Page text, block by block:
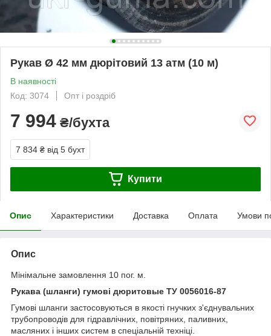
Рукав Ø 42 мм дюрітовий 13 атм (10 м)
В наявності
Код: 3074
Опт і роздріб
7 994 ₴/бухта
7 834 ₴ від 5 бухт
Купити
Опис Характеристики Доставка Оплата Умови
Опис
Мінімальне замовлення 10 пог. м.
Рукава (шланги) гумові дюритовые ТУ 0056016-87
Гумові шланги застосовуються в якості гнучких з'єднувальних
трубопроводів для гідравлічних, повітряних, паливних,
масляних і інших систем в спеціальній техніці.